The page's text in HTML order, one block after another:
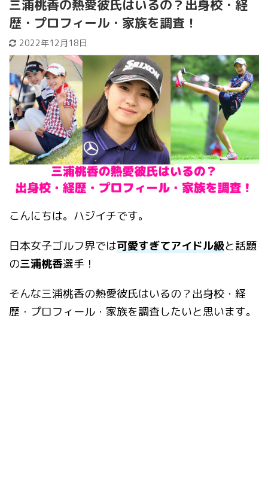
三浦桃香の熱愛彼氏はいるの？出身校・経
歴・プロフィール・家族を調査！
2022年12月18日
こんにちは。ハジイチです。
日本女子ゴルフ界では可愛すぎてアイドル級と話題
の三浦桃香選手！
そんな三浦桃香の熱愛彼氏はいるの？出身校・経
歴・プロフィール・家族を調査したいと思います。